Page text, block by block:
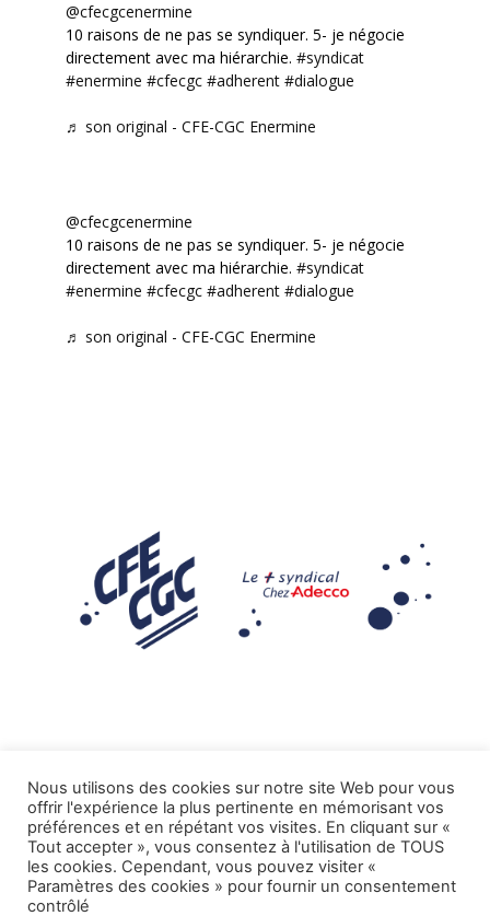
@cfecgcenermine
10 raisons de ne pas se syndiquer. 5- je négocie
directement avec ma hiérarchie. #syndicat
#enermine #cfecgc #adherent #dialogue
♬ son original - CFE-CGC Enermine
@cfecgcenermine
10 raisons de ne pas se syndiquer. 5- je négocie
directement avec ma hiérarchie. #syndicat
#enermine #cfecgc #adherent #dialogue
♬ son original - CFE-CGC Enermine
Mentions légales
Tous droits réservés CFE-CGC ADECCO.
Nous utilisons des cookies sur notre site Web pour vous
offrir l'expérience la plus pertinente en mémorisant vos
préférences et en répétant vos visites. En cliquant sur «
Tout accepter », vous consentez à l'utilisation de TOUS
les cookies. Cependant, vous pouvez visiter «
Paramètres des cookies » pour fournir un consentement
contrôlé